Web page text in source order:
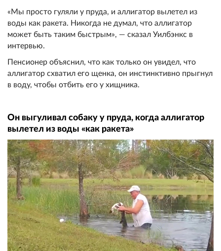
«Мы просто гуляли у пруда, и аллигатор вылетел из
воды как ракета. Никогда не думал, что аллигатор
может быть таким быстрым», — сказал Уилбэнкс в
интервью.
Пенсионер объяснил, что как только он увидел, что
аллигатор схватил его щенка, он инстинктивно прыгнул
в воду, чтобы отбить его у хищника.
Он выгуливал собаку у пруда, когда аллигатор
вылетел из воды «как ракета»